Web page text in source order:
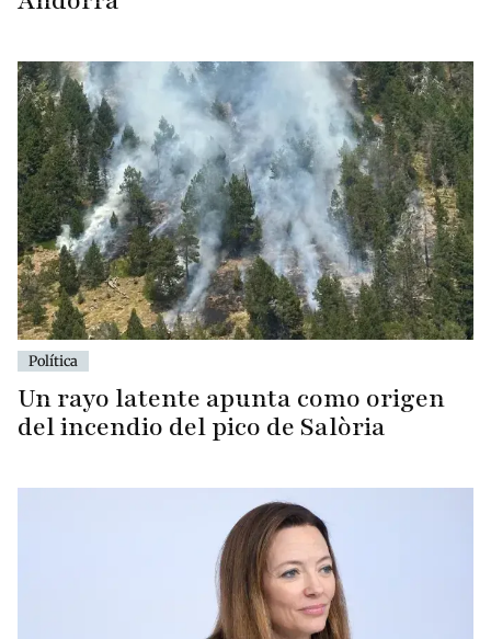
Política
Un rayo latente apunta como origen
del incendio del pico de Salòria